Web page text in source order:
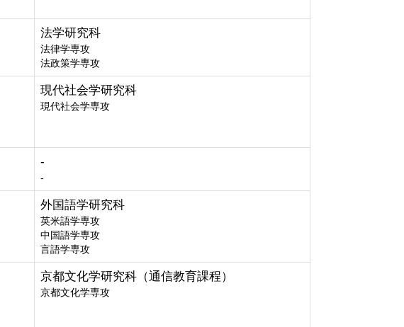
法学研究科
法律学専攻
法政策学専攻
現代社会学研究科
現代社会学専攻
-
-
外国語学研究科
英米語学専攻
中国語学専攻
言語学専攻
京都文化学研究科（通信教育課程）
京都文化学専攻